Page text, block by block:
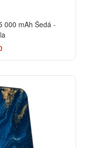
000 mAh Šedá -